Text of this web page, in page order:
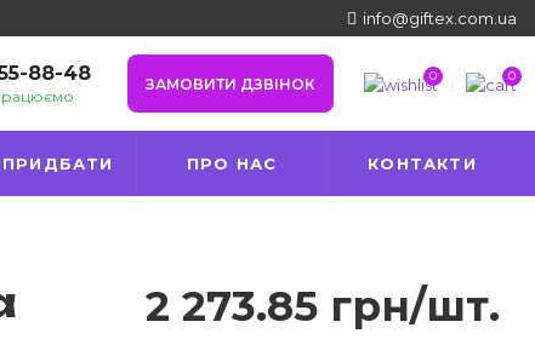
info@giftex.com.ua
88-48 ЗАМОВИТИ ДЗВІНОК 0 0
ПРИДБАТИ ПРО НАС КОНТАКТИ
2 273.85 грн/шт.